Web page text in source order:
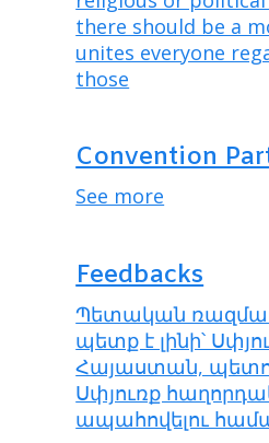
there should be a
unites everyone
those
Convention
See more
Feedbacks
Պետական
պետք է լինի՝
Հայաստան,
Սփյուռք
ապահովելու